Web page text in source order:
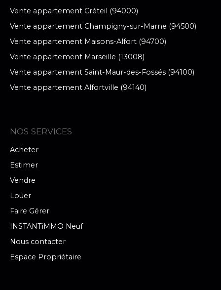
Vente appartement Créteil (94000)
Vente appartement Champigny-sur-Marne (94500)
Vente appartement Maisons-Alfort (94700)
Vente appartement Marseille (13008)
Vente appartement Saint-Maur-des-Fossés (94100)
Vente appartement Alfortville (94140)
NOS SERVICES
Acheter
Estimer
Vendre
Louer
Faire Gérer
INSTANTiMMO Neuf
Nous contacter
Espace Propriétaire